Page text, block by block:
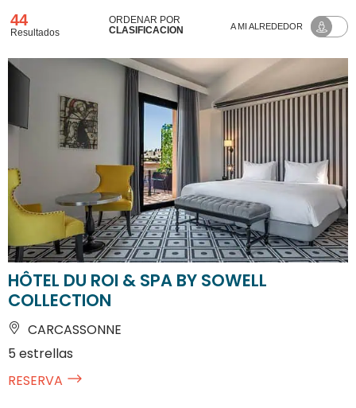
44
Resultados
ORDENAR POR
CLASIFICACIÓN
A MI ALREDEDOR
HÔTEL DU ROI & SPA BY SOWELL
COLLECTION
CARCASSONNE
5 estrellas
RESERVA